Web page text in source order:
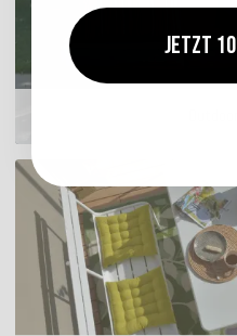
Jetzt